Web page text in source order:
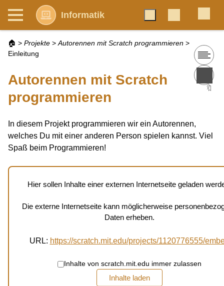
Informatik
🏠 > Projekte > Autorennen mit Scratch programmieren >
Einleitung
Autorennen mit Scratch
programmieren
🔖
In diesem Projekt programmieren wir ein Autorennen,
welches Du mit einer anderen Person spielen kannst. Viel
Spaß beim Programmieren!
Hier sollen Inhalte einer externen Internetseite geladen
Die externe Internetseite kann möglicherweise
Daten erheben.
URL: https://scratch.mit.edu/projects/1120776555/
Inhalte von scratch.mit.edu immer zulassen
Inhalte laden